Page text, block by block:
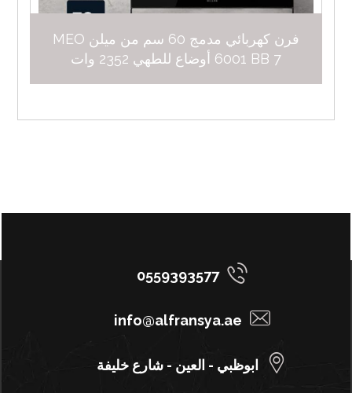
فرن كهربائي مدمج 60 سم من ميلن MEO
6001 BB 7 أوضاع للطهي 2352 وات
0559393577
info@alfransya.ae
ابوظبي - العين - شارع خليفة